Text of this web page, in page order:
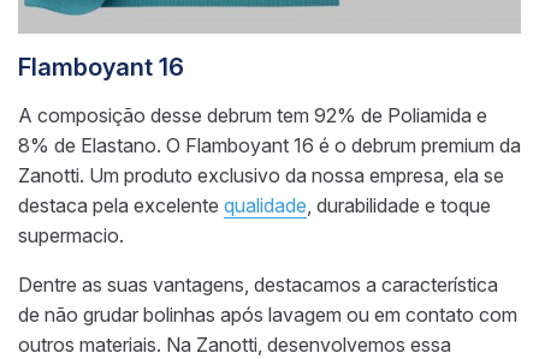
Flamboyant 16
A composição desse debrum tem 92% de Poliamida e
8% de Elastano. O Flamboyant 16 é o debrum premium da
Zanotti. Um produto exclusivo da nossa empresa, ela se
destaca pela excelente qualidade, durabilidade e toque
supermacio.
Dentre as suas vantagens, destacamos a característica
de não grudar bolinhas após lavagem ou em contato com
outros materiais. Na Zanotti, desenvolvemos essa